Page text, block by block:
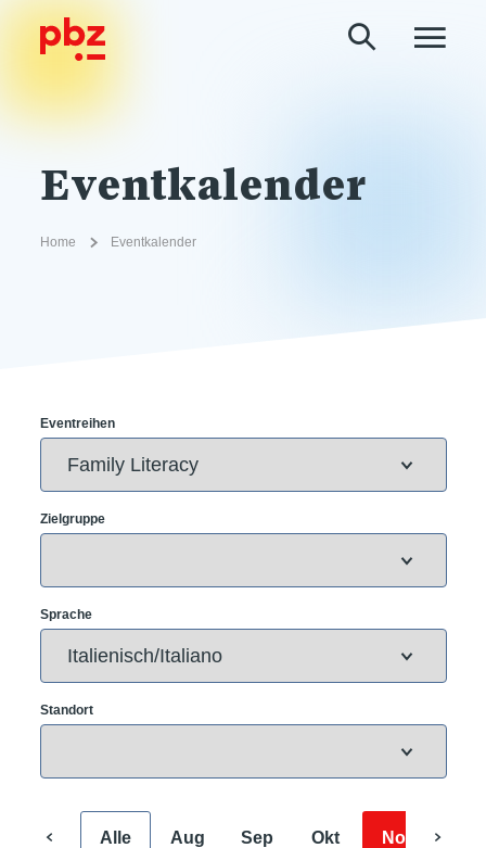
Eventkalender
Home Eventkalender
Eventreihen
Zielgruppe
Sprache
Standort
Alle Aug Sep Okt Nov